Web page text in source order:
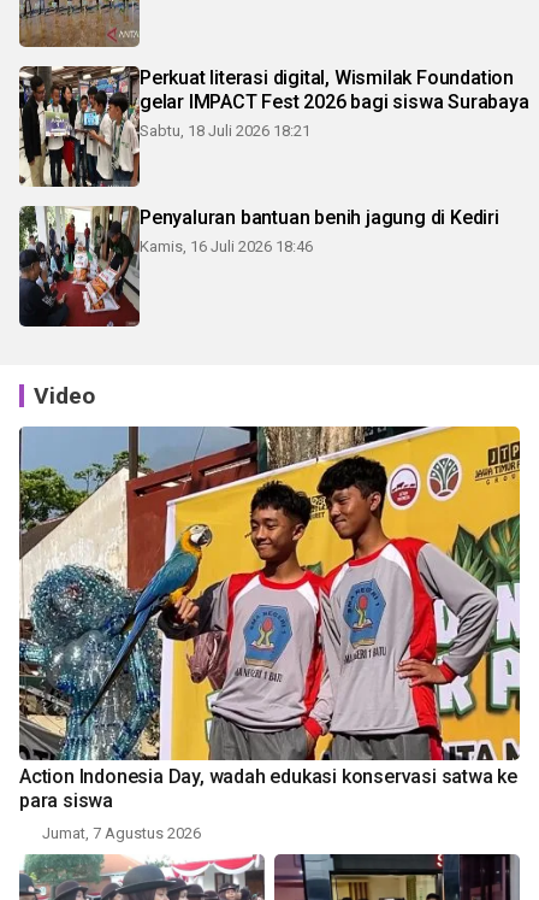
Perkuat literasi digital, Wismilak Foundation
gelar IMPACT Fest 2026 bagi siswa Surabaya
Sabtu, 18 Juli 2026 18:21
Penyaluran bantuan benih jagung di Kediri
Kamis, 16 Juli 2026 18:46
Video
Action Indonesia Day, wadah edukasi konservasi satwa ke
para siswa
Jumat, 7 Agustus 2026